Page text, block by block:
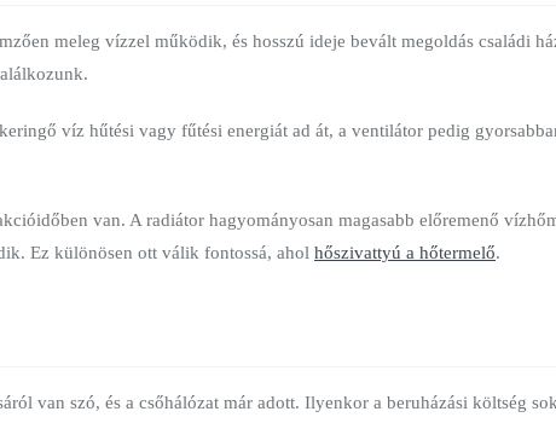
meleg vízzel működik, és hosszú ideje bevált megoldás családi
víz hűtési vagy fűtési energiát ad át, a ventilátor pedig
van. A radiátor hagyományosan magasabb előremenő
Ez különösen ott válik fontossá, ahol hőszivattyú a hőtermelő.
van szó, és a csőhálózat már adott. Ilyenkor a beruházási költség